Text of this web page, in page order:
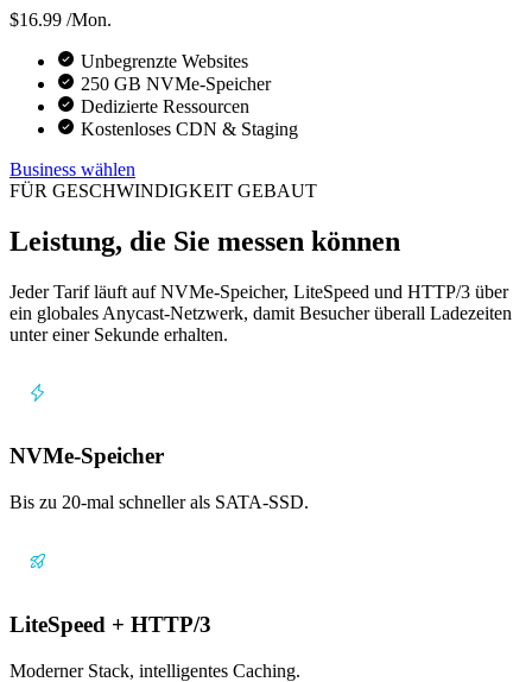
$16.99 /Mon.
Unbegrenzte Websites
250 GB NVMe-Speicher
Dedizierte Ressourcen
Kostenloses CDN & Staging
Business wählen
FÜR GESCHWINDIGKEIT GEBAUT
Leistung, die Sie messen können
Jeder Tarif läuft auf NVMe-Speicher, LiteSpeed und HTTP/3 über
ein globales Anycast-Netzwerk, damit Besucher überall Ladezeiten
unter einer Sekunde erhalten.
NVMe-Speicher
Bis zu 20-mal schneller als SATA-SSD.
LiteSpeed + HTTP/3
Moderner Stack, intelligentes Caching.